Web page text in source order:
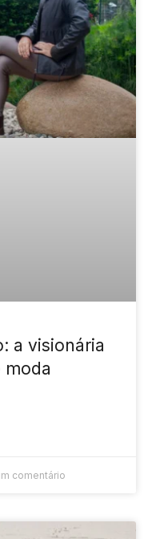
a visionária
moda
comentário